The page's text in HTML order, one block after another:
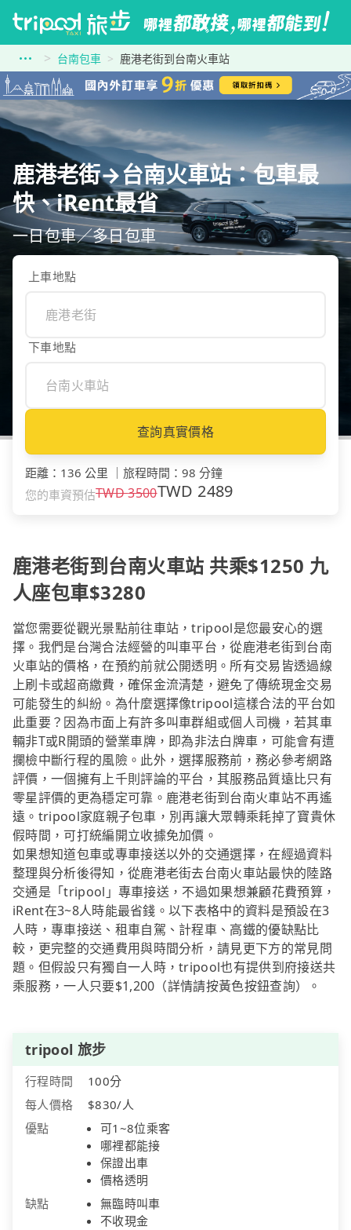
台南包車 鹿港老街到台南火車站
鹿港老街→台南火車站：包車最
快、iRent最省
一日包車／多日包車
上車地點
下車地點
查詢真實價格
距離 ： 136 公里 旅程時間 ： 98 分鐘
您的車資預估TWD3500TWD 2489
鹿港老街到台南火車站 共乘$1250 九
人座包車$3280
當您需要從觀光景點前往車站，tripool是您最安心的選
擇。我們是台灣合法經營的叫車平台，從鹿港老街到台南
火車站的價格，在預約前就公開透明。所有交易皆透過線
上刷卡或超商繳費，確保金流清楚，避免了傳統現金交易
可能發生的糾紛。為什麼選擇像tripool這樣合法的平台如
此重要？因為市面上有許多叫車群組或個人司機，若其車
輛非T或R開頭的營業車牌，即為非法白牌車，可能會有遭
攔檢中斷行程的風險。此外，選擇服務前，務必參考網路
評價，一個擁有上千則評論的平台，其服務品質遠比只有
零星評價的更為穩定可靠。鹿港老街到台南火車站不再遙
遠。tripool家庭親子包車，別再讓大眾轉乘耗掉了寶貴休
假時間，可打統編開立收據免加價。
如果想知道包車或專車接送以外的交通選擇，在經過資料
整理與分析後得知，從鹿港老街去台南火車站最快的陸路
交通是「tripool」專車接送，不過如果想兼顧花費預算，
iRent在3~8人時能最省錢。以下表格中的資料是預設在3
人時，專車接送、租車自駕、計程車、高鐵的優缺點比
較，更完整的交通費用與時間分析，請見更下方的常見問
題。但假設只有獨自一人時，tripool也有提供到府接送共
乘服務，一人只要$1,200（詳情請按黃色按鈕查詢）。
tripool 旅步
行程時間
100分
每人價格
$830/人
優點
可1~8位乘客
哪裡都能接
保證出車
價格透明
缺點
無臨時叫車
不收現金